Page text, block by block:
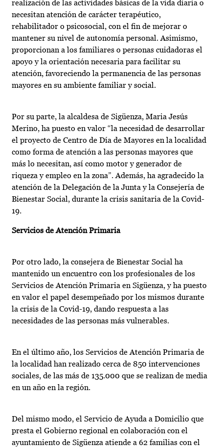
realización de las actividades básicas de la vida diaria o
necesitan atención de carácter terapéutico,
rehabilitador o psicosocial, con el fin de mejorar o
mantener su nivel de autonomía personal. Asimismo,
proporcionan a los familiares o personas cuidadoras el
apoyo y la orientación necesaria para facilitar su
atención, favoreciendo la permanencia de las personas
mayores en su ambiente familiar y social.
Por su parte, la alcaldesa de Sigüenza, Maria Jesús
Merino, ha puesto en valor “la necesidad de desarrollar
el proyecto de Centro de Día de Mayores en la localidad
como forma de atención a las personas mayores que
más lo necesitan, así como motor y generador de
riqueza y empleo en la zona”. Además, ha agradecido la
atención de la Delegación de la Junta y la Consejería de
Bienestar Social, durante la crisis sanitaria de la Covid-
19.
Servicios de Atención Primaria
Por otro lado, la consejera de Bienestar Social ha
mantenido un encuentro con los profesionales de los
Servicios de Atención Primaria en Sigüenza, y ha puesto
en valor el papel desempeñado por los mismos durante
la crisis de la Covid-19, dando respuesta a las
necesidades de las personas más vulnerables.
En el último año, los Servicios de Atención Primaria de
la localidad han realizado cerca de 850 intervenciones
sociales, de las más de 135.000 que se realizan de media
en un año en la región.
Del mismo modo, el Servicio de Ayuda a Domicilio que
presta el Gobierno regional en colaboración con el
ayuntamiento de Sigüenza atiende a 62 familias con el